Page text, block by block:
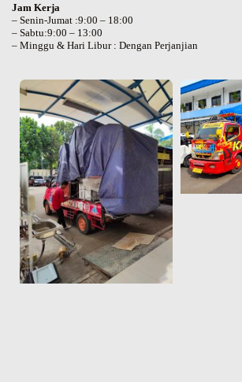
Jam Kerja
– Senin-Jumat :9:00 – 18:00
– Sabtu:9:00 – 13:00
– Minggu & Hari Libur : Dengan Perjanjian